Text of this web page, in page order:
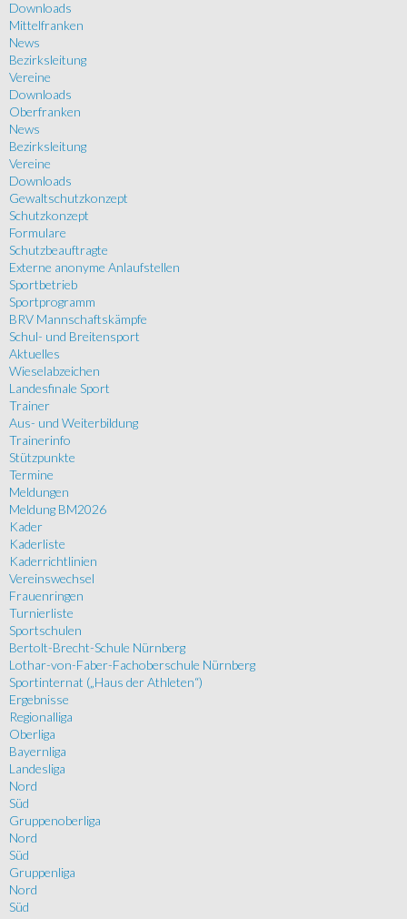
Downloads
Mittelfranken
News
Bezirksleitung
Vereine
Downloads
Oberfranken
News
Bezirksleitung
Vereine
Downloads
Gewaltschutzkonzept
Schutzkonzept
Formulare
Schutzbeauftragte
Externe anonyme Anlaufstellen
Sportbetrieb
Sportprogramm
BRV Mannschaftskämpfe
Schul- und Breitensport
Aktuelles
Wieselabzeichen
Landesfinale Sport
Trainer
Aus- und Weiterbildung
Trainerinfo
Stützpunkte
Termine
Meldungen
Meldung BM2026
Kader
Kaderliste
Kaderrichtlinien
Vereinswechsel
Frauenringen
Turnierliste
Sportschulen
Bertolt-Brecht-Schule Nürnberg
Lothar-von-Faber-Fachoberschule Nürnberg
Sportinternat („Haus der Athleten“)
Ergebnisse
Regionalliga
Oberliga
Bayernliga
Landesliga
Nord
Süd
Gruppenoberliga
Nord
Süd
Gruppenliga
Nord
Süd